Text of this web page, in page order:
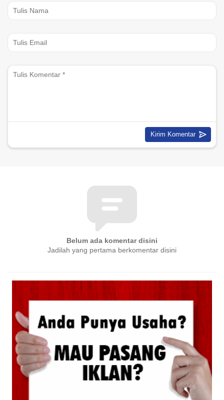
Belum ada komentar disini
Jadilah yang pertama berkomentar disini